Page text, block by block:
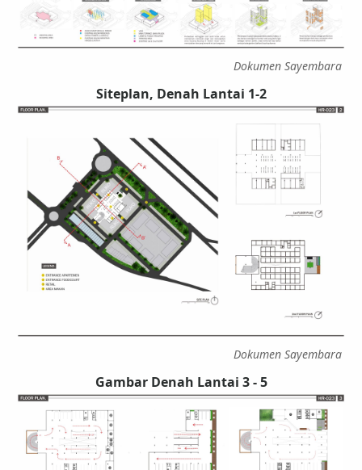
Dokumen Sayembara
Siteplan, Denah Lantai 1-2
Dokumen Sayembara
Gambar Denah Lantai 3 - 5